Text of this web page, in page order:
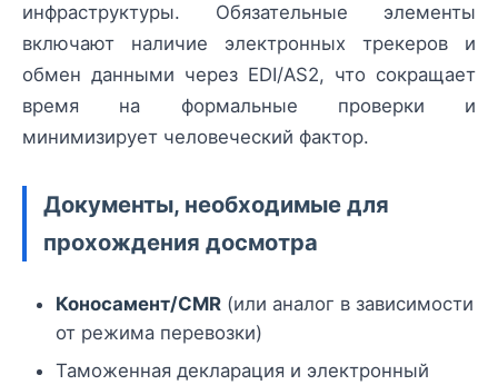
инфраструктуры. Обязательные элементы
включают наличие электронных трекеров и
обмен данными через EDI/AS2, что сокращает
время на формальные проверки и
минимизирует человеческий фактор.
Документы, необходимые для
прохождения досмотра
Коносамент/CMR (или аналог в зависимости
от режима перевозки)
Таможенная декларация и электронный